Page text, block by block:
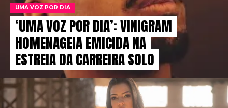
UMA VOZ POR DIA
‘UMA VOZ POR DIA’: VINIGRAM
HOMENAGEIA EMICIDA NA
ESTREIA DA CARREIRA SOLO